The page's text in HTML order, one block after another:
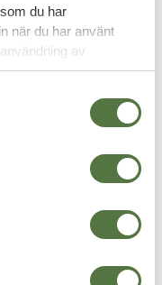
du har
när du har använt
av
av